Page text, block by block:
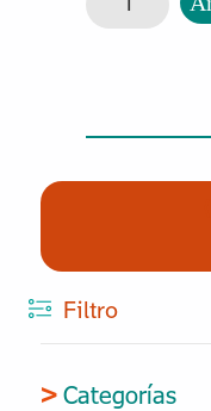
Filtro
Categorías